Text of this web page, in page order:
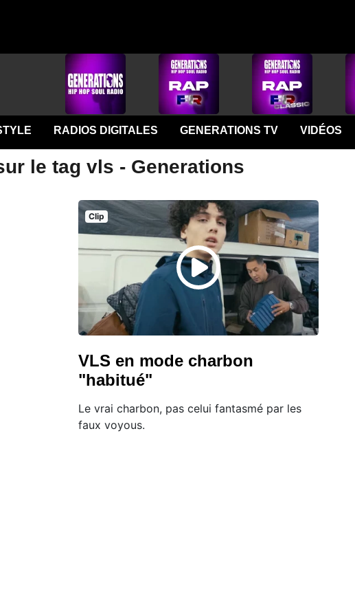
RADIOS DIGITALES GENERATIONS TV VIDÉOS
le tag vls - Generations
Clip
VLS en mode charbon
"habitué"
Le vrai charbon, pas celui fantasmé par les
faux voyous.